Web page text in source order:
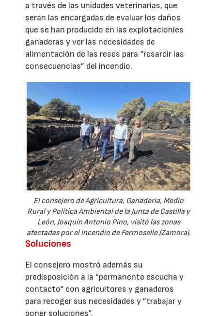
a través de las unidades veterinarias, que
serán las encargadas de evaluar los daños
que se han producido en las explotacionies
ganaderas y ver las necesidades de
alimentación de las reses para “resarcir las
consecuencias” del incendio.
El consejero de Agricultura, Ganadería, Medio
Rural y Política Ambiental de la Junta de Castilla y
León, Joaquín Antonio Pino, visitó las zonas
afectadas por el incendio de Fermoselle (Zamora).
Soluciones
El consejero mostró además su
predisposición a la “permanente escucha y
contacto“ con agricultores y ganaderos
para recoger sus necesidades y ”trabajar y
poner soluciones”.